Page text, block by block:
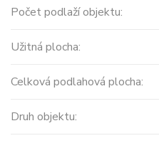
Počet podlaží objektu:
Užitná plocha:
Celková podlahová plocha:
Druh objektu: